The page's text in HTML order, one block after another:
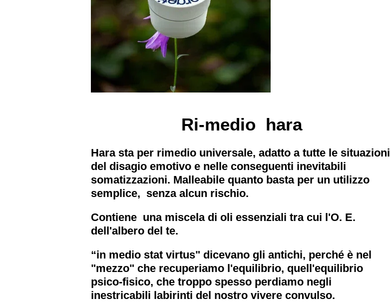
Ri-medio hara
Hara sta per rimedio universale, adatto a tutte le situazioni
del disagio emotivo e nelle conseguenti inevitabili
somatizzazioni. Malleabile quanto basta per un utilizzo
semplice, senza alcun rischio.
Contiene una miscela di oli essenziali tra cui l'O. E.
dell'albero del te.
“in medio stat virtus" dicevano gli antichi, perché è nel
"mezzo" che recuperiamo l'equilibrio, quell'equilibrio
psico-fisico, che troppo spesso perdiamo negli
inestricabili labirinti del nostro vivere convulso.